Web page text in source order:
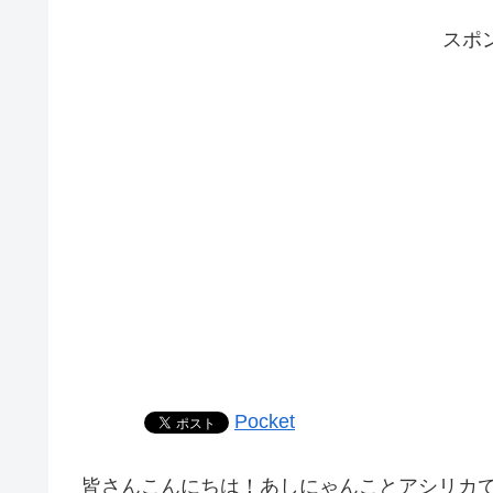
スポ
Pocket
皆さんこんにちは！あしにゃんことアシリカ